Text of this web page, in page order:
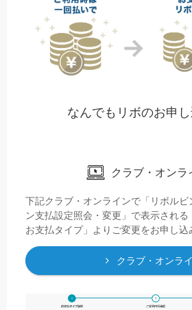
なんでもリボのお申
クラブ・オンラ
下記クラブ・オンラインで「リボルビ
ン支払設定照会・変更」で表示され
お支払タイプ」よりご変更をお申し込
クラブ・オンラ